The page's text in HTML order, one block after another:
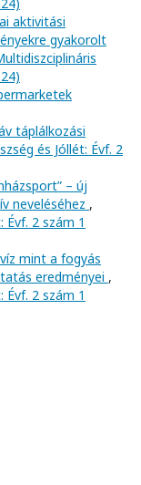
aktivitási
gyakorolt
táplálkozási
és Jóllét: Évf. 2
– új
neveléséhez ,
Évf. 2 szám 1
mint a fogyás
eredményei ,
Évf. 2 szám 1